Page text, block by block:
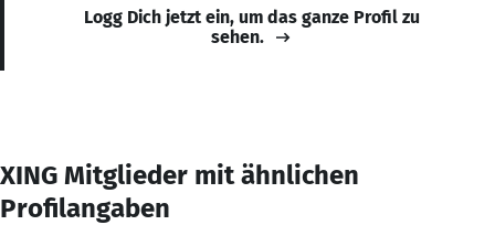
Logg Dich jetzt ein, um das ganze Profil zu
sehen.
XING Mitglieder mit ähnlichen
Profilangaben